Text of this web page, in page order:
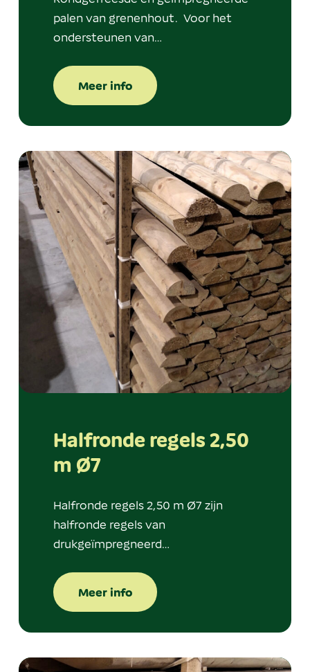
palen van grenenhout. Voor het
ondersteunen van…
Meer info
Halfronde regels 2,50
m Ø7
Halfronde regels 2,50 m Ø7 zijn
halfronde regels van
drukgeïmpregneerd…
Meer info